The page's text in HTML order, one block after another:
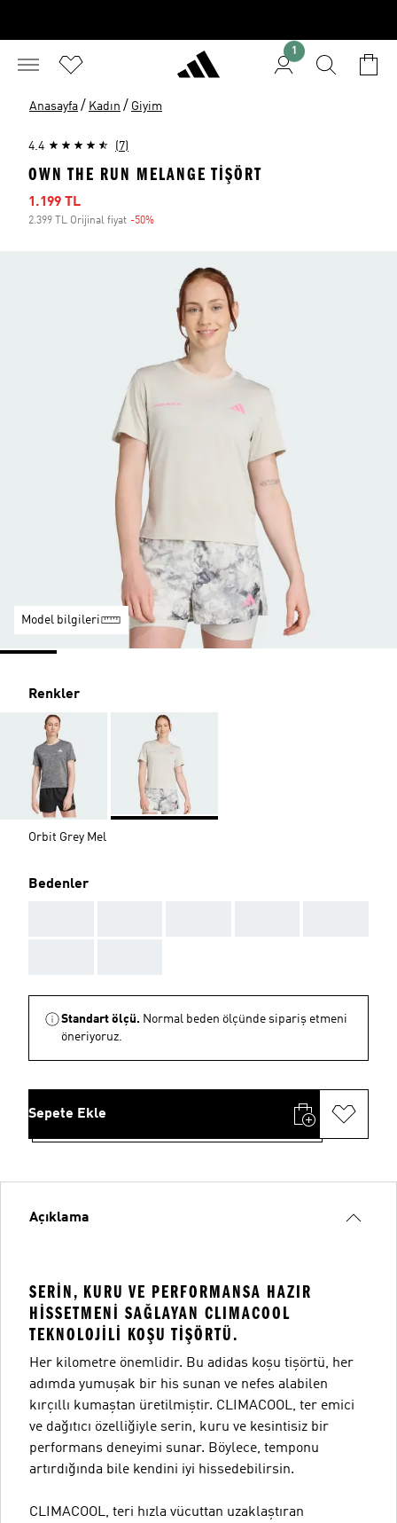
1
Anasayfa / Kadın / Giyim
4.4 (7)
OWN THE RUN MELANGE TIŞÖRT
İndirimli fiyat
1.199 TL
2.399 TL Orijinal fiyat -50%
Model bilgileri
Renkler
Orbit Grey Mel
Bedenler
Standart ölçü. Normal beden ölçünde sipariş etmeni
öneriyoruz.
Sepete Ekle
Açıklama
SERIN, KURU VE PERFORMANSA HAZIR
HISSETMENI SAĞLAYAN CLIMACOOL
TEKNOLOJILI KOŞU TIŞÖRTÜ.
Her kilometre önemlidir. Bu adidas koşu tişörtü, her
adımda yumuşak bir his sunan ve nefes alabilen
kırçıllı kumaştan üretilmiştir. CLIMACOOL, ter emici
ve dağıtıcı özelliğiyle serin, kuru ve kesintisiz bir
performans deneyimi sunar. Böylece, temponu
artırdığında bile kendini iyi hissedebilirsin.
CLIMACOOL, teri hızla vücuttan uzaklaştıran